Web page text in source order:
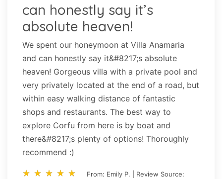
can honestly say it’s
absolute heaven!
We spent our honeymoon at Villa Anamaria
and can honestly say it&#8217;s absolute
heaven! Gorgeous villa with a private pool and
very privately located at the end of a road, but
within easy walking distance of fantastic
shops and restaurants. The best way to
explore Corfu from here is by boat and
there&#8217;s plenty of options! Thoroughly
recommend :)
star_rate star_rate star_rate star_rate star_rate
star_rate star_rate star_rate star_rate star_rate
From: Emily P. | Review Source: